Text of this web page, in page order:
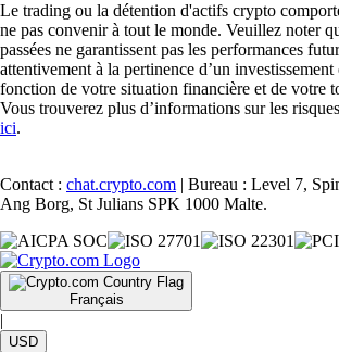
Le trading ou la détention d'actifs crypto
ne pas convenir à tout le monde. Veuillez noter
passées ne garantissent pas les performances
attentivement à la pertinence d’un
fonction de votre situation financière et de votre
Vous trouverez plus d’informations sur les
ici.
Contact : chat.crypto.com | Bureau : Level 7,
Ang Borg, St Julians SPK 1000 Malte.
Français
|
USD